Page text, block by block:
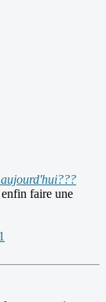
faire une